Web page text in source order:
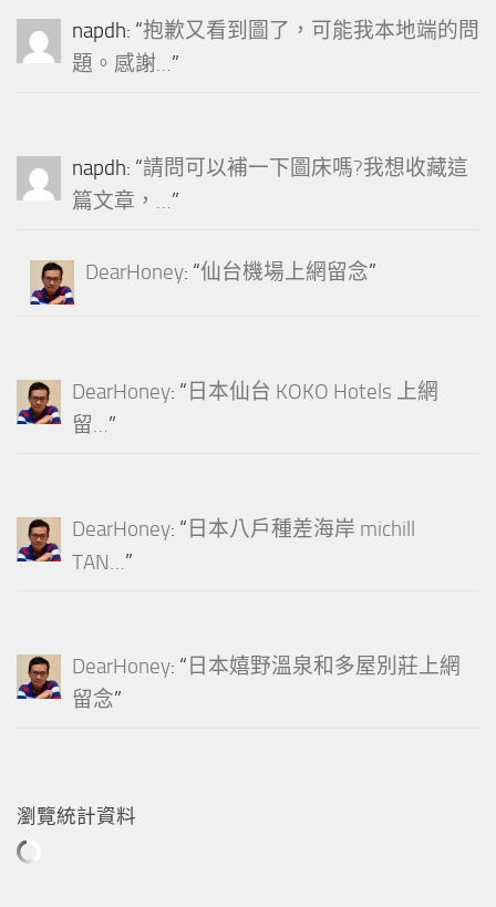
napdh: “抱歉又看到圖了，可能我本地端的問
題。感謝…”
napdh: “請問可以補一下圖床嗎?我想收藏這
篇文章，…”
DearHoney: “仙台機場上網留念”
DearHoney: “ 日本仙台 KOKO Hotels 上網
留…”
DearHoney: “ 日本八戶種差海岸 michill
TAN…”
DearHoney: “ 日本嬉野溫泉和多屋別莊上網
留念”
瀏覽統計資料